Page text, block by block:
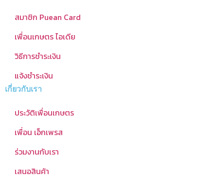
สมาชิก Puean Card
เพื่อนเกษตร ไอเดีย
วิธีการชำระเงิน
แจ้งชำระเงิน
เกี่ยวกับเรา
ประวัติเพื่อนเกษตร
เพื่อน เอ็กเพรส
ร่วมงานกับเรา
เสนอสินค้า